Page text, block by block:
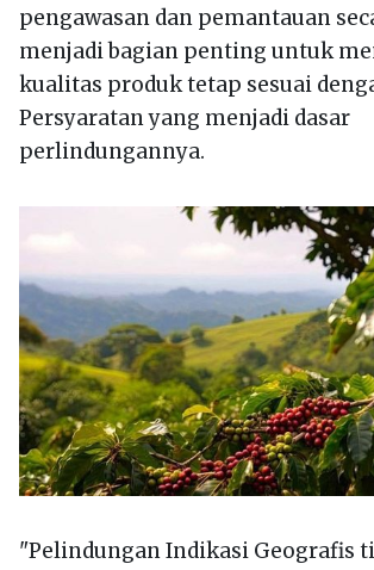
pengawasan dan pemantauan
menjadi bagian penting untuk
kualitas produk tetap sesuai
Persyaratan yang menjadi dasar
perlindungannya.
"Pelindungan Indikasi Geografis